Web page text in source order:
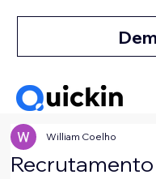
William Coelho